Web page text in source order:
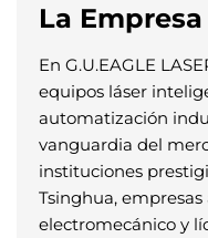
La Empresa
En G.U.EAGLE
equipos láser
automatización
vanguardia del
instituciones
Tsinghua,
electromecánico y